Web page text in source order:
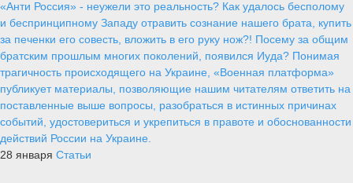
«Анти Россия» - неужели это реальность? Как удалось бесполому
и беспринципному Западу отравить сознание нашего брата, купить
за печенки его совесть, вложить в его руку нож?! Посему за общим
братским прошлым многих поколений, появился Иуда? Понимая
трагичность происходящего на Украине, «Военная платформа»
публикует материалы, позволяющие нашим читателям ответить на
поставленные выше вопросы, разобраться в истинных причинах
событий, удостовериться и укрепиться в правоте и обоснованности
действий России на Украине.
28 января Статьи